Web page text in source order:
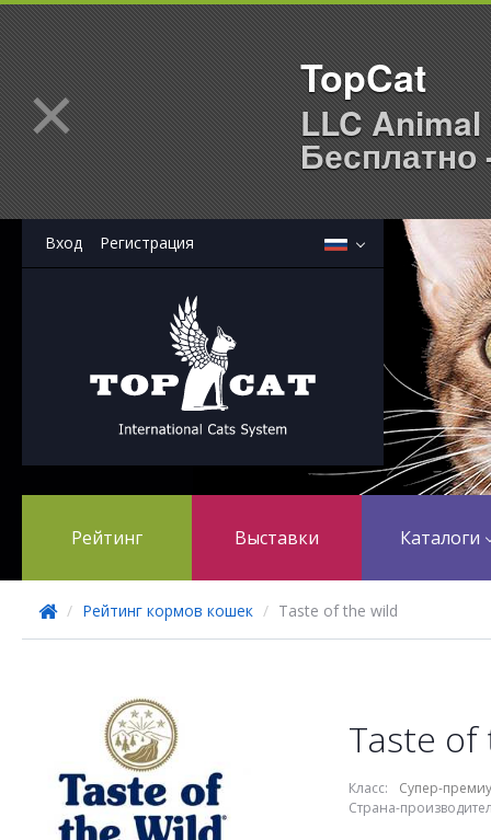
Вход Регистрация
Рейтинг Выставки Каталоги
/ Рейтинг кормов кошек / Taste of the wild
Taste of
Класс:
Супер-
Страна-
× TopCat
LLC
Бесплатно